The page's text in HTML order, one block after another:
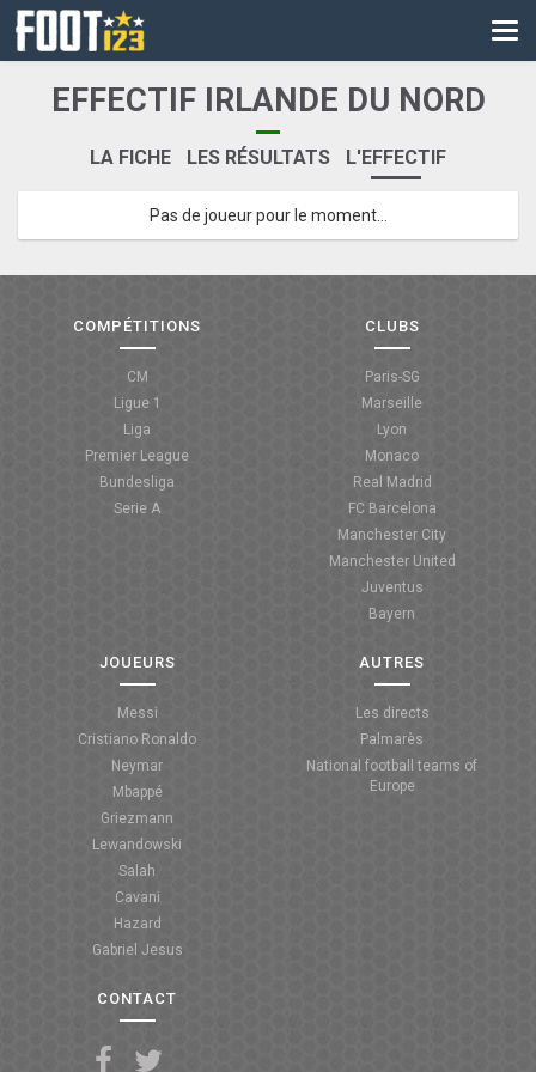
CM
LES DIRECTS
COUPE DE FRANCE
EFFECTIF IRLANDE DU NORD
LA FICHE LES RÉSULTATS L'EFFECTIF
Pas de joueur pour le moment...
COMPÉTITIONS
CM
Ligue 1
Liga
Premier League
Bundesliga
Serie A
CLUBS
Paris-SG
Marseille
Lyon
Monaco
Real Madrid
FC Barcelona
Manchester City
Manchester United
Juventus
Bayern
JOUEURS
Messi
Cristiano Ronaldo
Neymar
Mbappé
Griezmann
Lewandowski
Salah
Cavani
Hazard
Gabriel Jesus
AUTRES
Les directs
Palmarès
National football teams of
Europe
CONTACT